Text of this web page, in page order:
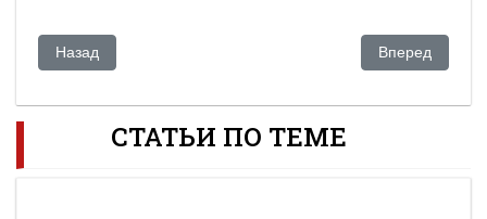
Предыдущий: США налаживают через Центральную Азию
Назад Следующий:
Вперед
СТАТЬИ ПО ТЕМЕ